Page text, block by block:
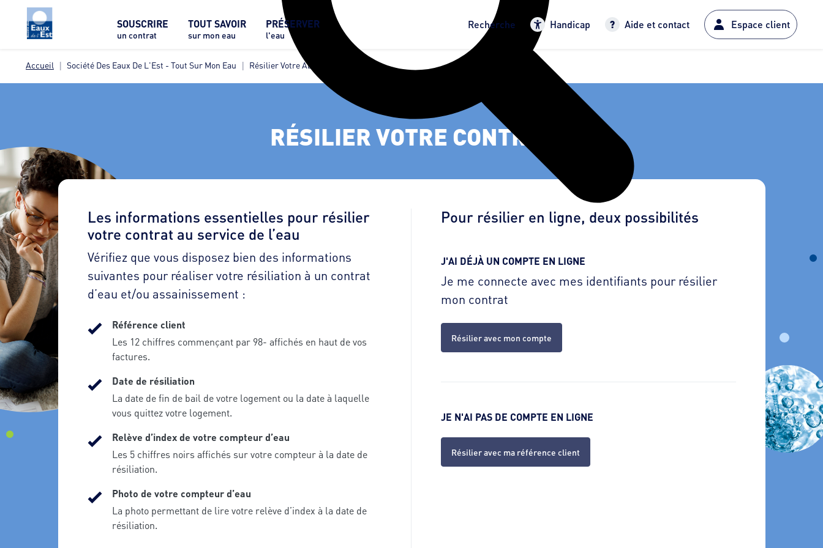
SOUSCRIRE
un contrat
TOUT SAVOIR
sur mon eau
PRÉSERVER
l'eau
Recherche Handicap Aide et contact Espace client
Accueil Société Des Eaux De L'Est - Tout Sur Mon Eau Résilier Votre Abonnement
RÉSILIER VOTRE CONTRAT
Les informations essentielles pour résilier
votre contrat au service de l’eau
Vérifiez que vous disposez bien des informations
suivantes pour réaliser votre résiliation à un contrat
d’eau et/ou assainissement :
Référence client
Les 12 chiffres commençant par 98- affichés en haut de vos
factures.
Date de résiliation
La date de fin de bail de votre logement ou la date à laquelle
vous quittez votre logement.
Relève d’index de votre compteur d’eau
Les 5 chiffres noirs affichés sur votre compteur à la date de
résiliation.
Photo de votre compteur d’eau
La photo permettant de lire votre relève d’index à la date de
résiliation.
Pour résilier en ligne, deux possibilités
J'AI DÉJÀ UN COMPTE EN LIGNE
Je me connecte avec mes identifiants pour résilier
mon contrat
Résilier avec mon compte
JE N'AI PAS DE COMPTE EN LIGNE
Résilier avec ma référence client